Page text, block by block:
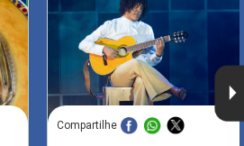
Compartilhe